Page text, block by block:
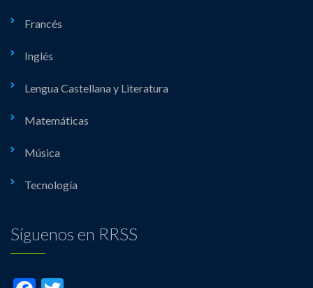
Francés
Inglés
Lengua Castellana y Literatura
Matemáticas
Música
Tecnología
Síguenos en RRSS